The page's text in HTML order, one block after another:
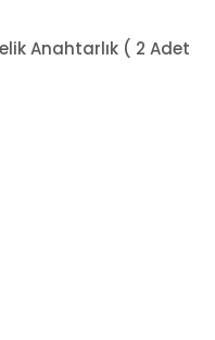
Anahtarlık ( 2 Adet